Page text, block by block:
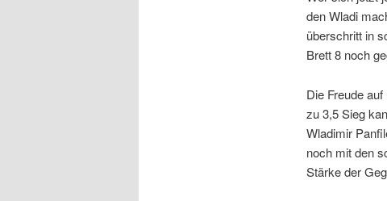
den Wladi
überschritt in
Brett 8 noch
Die Freude
zu 3,5 Sieg
Wladimir
noch mit den
Stärke der